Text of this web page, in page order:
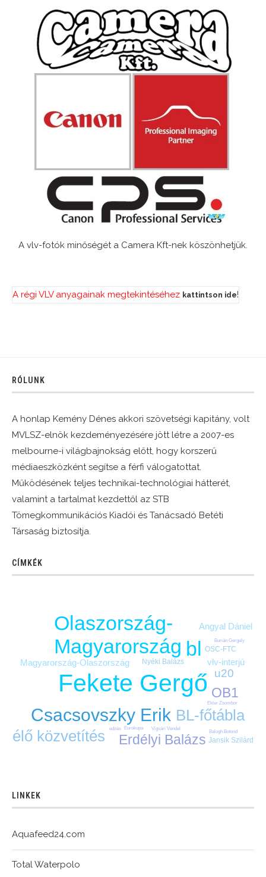
A vlv-fotók minőségét a Camera Kft-nek köszönhetjük.
A régi VLV anyagainak megtekintéséhez kattintson ide!
RÓLUNK
A honlap Kemény Dénes akkori szövetségi kapitány, volt
MVLSZ-elnök kezdeményezésére jött létre a 2007-es
melbourne-i világbajnokság előtt, hogy korszerű
médiaeszközként segítse a férfi válogatottat.
Működésének teljes technikai-technológiai hátterét,
valamint a tartalmat kezdettől az STB
Tömegkommunikációs Kiadói és Tanácsadó Betéti
Társaság biztosítja.
CÍMKÉK
Fekete Gergő
bl
Olaszország-
Magyarország
Csacsovszky Erik BL-főtábla
élő közvetítés
Erdélyi Balázs
OB1
u20
Angyal Dániel
Magyarország-Olaszország vlv-interjú
Jansik Szilárd
Nyéki Balázs
OSC-FTC
Balogh Botond
Burián Gergely
edzés
Ekler Zsombor
Eurokupa Vigvári Vendel
LINKEK
Aquafeed24.com
Total Waterpolo